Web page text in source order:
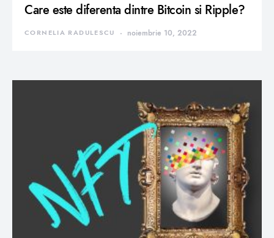
Care este diferenta dintre Bitcoin si Ripple?
CORNELIA RADULESCU noiembrie 10, 2022